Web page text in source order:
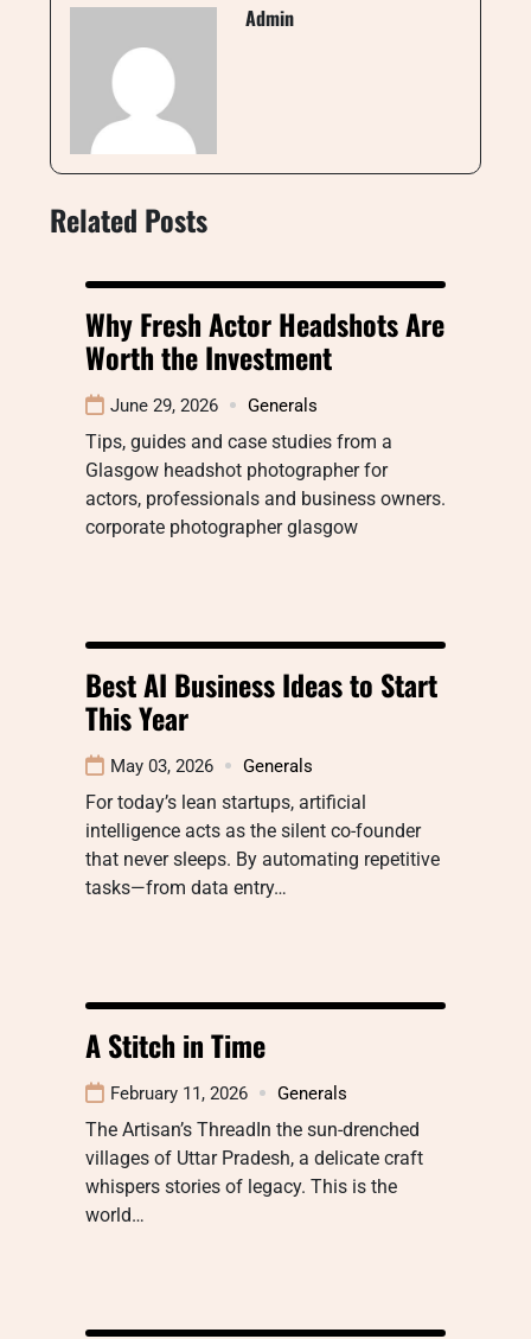
Admin
Related Posts
Why Fresh Actor Headshots Are
Worth the Investment
June 29, 2026 Generals
Tips, guides and case studies from a
Glasgow headshot photographer for
actors, professionals and business owners.
corporate photographer glasgow
Best AI Business Ideas to Start
This Year
May 03, 2026 Generals
For today’s lean startups, artificial
intelligence acts as the silent co-founder
that never sleeps. By automating repetitive
tasks—from data entry…
A Stitch in Time
February 11, 2026 Generals
The Artisan’s ThreadIn the sun-drenched
villages of Uttar Pradesh, a delicate craft
whispers stories of legacy. This is the
world…